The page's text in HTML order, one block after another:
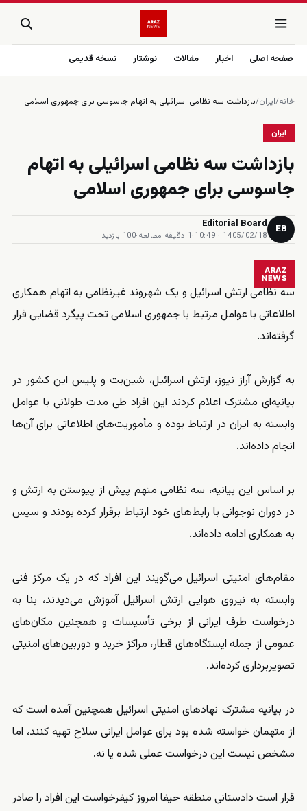
صفحه اصلی اخبار مقالات نوشتار نسخه قدیمی
خانه/ایران/بازداشت سه نظامى اسرائيلى به اتهام جاسوسى براى جمهورى اسلامى
ایران
بازداشت سه نظامى اسرائيلى به اتهام
جاسوسى براى جمهورى اسلامى
EB
Editorial Board
1405/02/18 · 10:49
·1 دقیقه مطالعه ·100 بازدید
ARAZ
NEWS
سه نظامی ارتش اسرائیل و یک شهروند غیرنظامی به اتهام همکاری
اطلاعاتی با عوامل مرتبط با جمهوری اسلامی تحت پیگرد قضایی قرار
گرفته‌اند.
به گزارش آراز نیوز، ارتش اسرائیل، شین‌بت و پلیس این کشور در
بیانیه‌ای مشترک اعلام کردند این افراد طی مدت طولانی با عوامل
وابسته به ایران در ارتباط بوده و مأموریت‌های اطلاعاتی برای آن‌ها
انجام داده‌اند.
بر اساس این بیانیه، سه نظامی متهم پیش از پیوستن به ارتش و
در دوران نوجوانی با رابط‌های خود ارتباط برقرار کرده بودند و سپس
به همکاری ادامه داده‌اند.
مقام‌های امنیتی اسرائیل می‌گویند این افراد که در یک مرکز فنی
وابسته به نیروی هوایی ارتش اسرائیل آموزش می‌دیدند، بنا به
درخواست طرف ایرانی از برخی تأسیسات و همچنین مکان‌های
عمومی از جمله ایستگاه‌های قطار، مراکز خرید و دوربین‌های امنیتی
تصویربرداری کرده‌اند.
در بیانیه مشترک نهادهای امنیتی اسرائیل همچنین آمده است که
از متهمان خواسته شده بود برای عوامل ایرانی سلاح تهیه کنند، اما
مشخص نیست این درخواست عملی شده یا نه.
قرار است دادستانی منطقه حیفا امروز کیفرخواست این افراد را صادر